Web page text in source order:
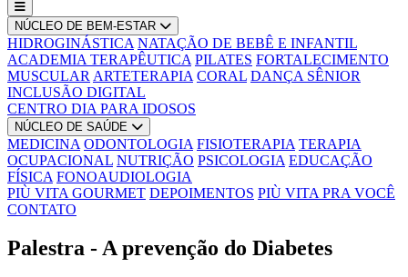
NÚCLEO DE BEM-ESTAR
HIDROGINÁSTICA NATAÇÃO DE BEBÊ E INFANTIL
ACADEMIA TERAPÊUTICA PILATES FORTALECIMENTO
MUSCULAR ARTETERAPIA CORAL DANÇA SÊNIOR
INCLUSÃO DIGITAL
CENTRO DIA PARA IDOSOS
NÚCLEO DE SAÚDE
MEDICINA ODONTOLOGIA FISIOTERAPIA TERAPIA
OCUPACIONAL NUTRIÇÃO PSICOLOGIA EDUCAÇÃO
FÍSICA FONOAUDIOLOGIA
PIÙ VITA GOURMET DEPOIMENTOS PIÙ VITA PRA VOCÊ
CONTATO
Palestra - A prevenção do Diabetes